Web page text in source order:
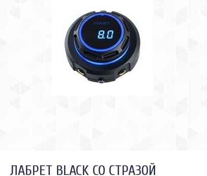
ЛАБРЕТ BLACK СО СТРАЗОЙ